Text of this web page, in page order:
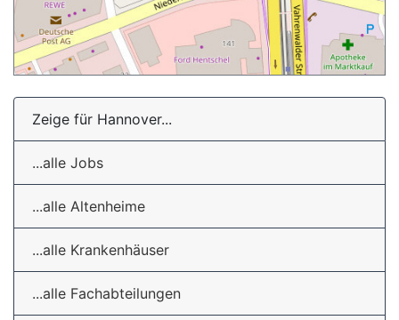
Zeige für Hannover...
...alle Jobs
...alle Altenheime
...alle Krankenhäuser
...alle Fachabteilungen